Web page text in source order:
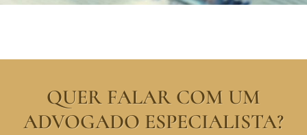
QUER FALAR COM UM
ADVOGADO ESPECIALISTA?